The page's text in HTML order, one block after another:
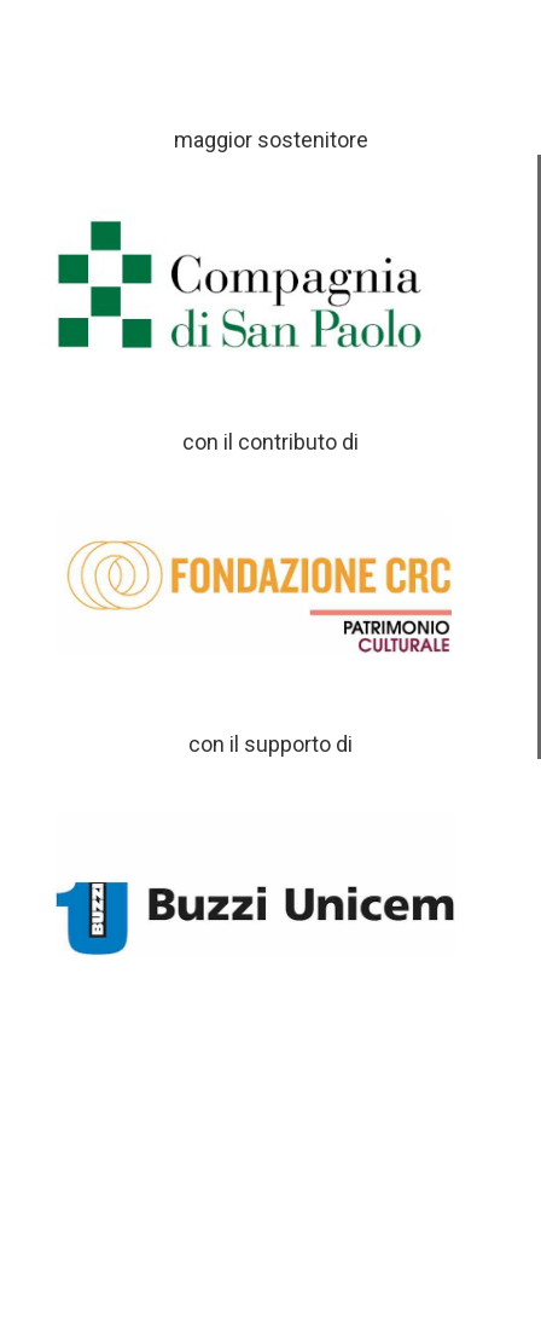
maggior sostenitore
con il contributo di
con il supporto di